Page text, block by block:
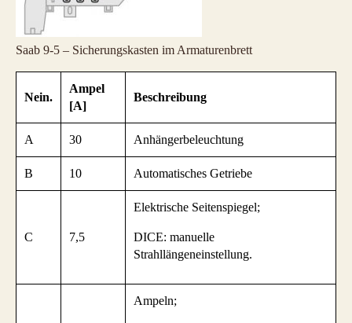
Saab 9-5 – Sicherungskasten im Armaturenbrett
Nein.
Ampel
[A]
Beschreibung
A 30 Anhängerbeleuchtung
B 10 Automatisches Getriebe
C 7,5
Elektrische Seitenspiegel;
DICE: manuelle
Strahllängeneinstellung.
Ampeln;